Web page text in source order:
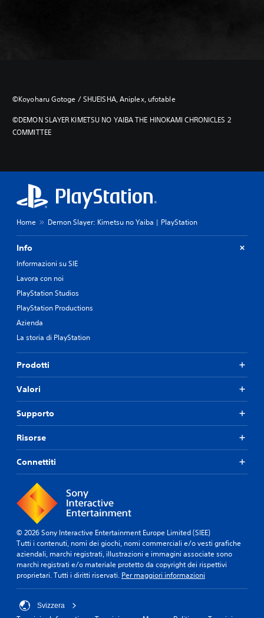
‎©Koyoharu Gotoge / SHUEISHA, Aniplex, ufotable
‎©DEMON SLAYER KIMETSU NO YAIBA THE HINOKAMI CHRONICLES 2
COMMITTEE
Home Demon Slayer: Kimetsu no Yaiba | PlayStation
Info
Informazioni su SIE
Lavora con noi
PlayStation Studios
PlayStation Productions
Azienda
La storia di PlayStation
Prodotti
Valori
Supporto
Risorse
Connettiti
© 2026 Sony Interactive Entertainment Europe Limited (SIEE)
Tutti i contenuti, nomi dei giochi, nomi commerciali e/o vesti grafiche
aziendali, marchi registrati, illustrazioni e immagini associate sono
marchi registrati e/o materiale protetto da copyright dei rispettivi
proprietari. Tutti i diritti riservati. Per maggiori informazioni
Svizzera